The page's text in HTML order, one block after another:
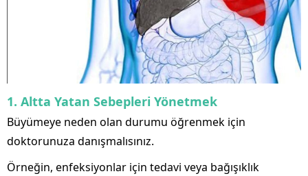
1. Altta Yatan Sebepleri Yönetmek
Büyümeye neden olan durumu öğrenmek için
doktorunuza danışmalısınız.
Örneğin, enfeksiyonlar için tedavi veya bağışıklık